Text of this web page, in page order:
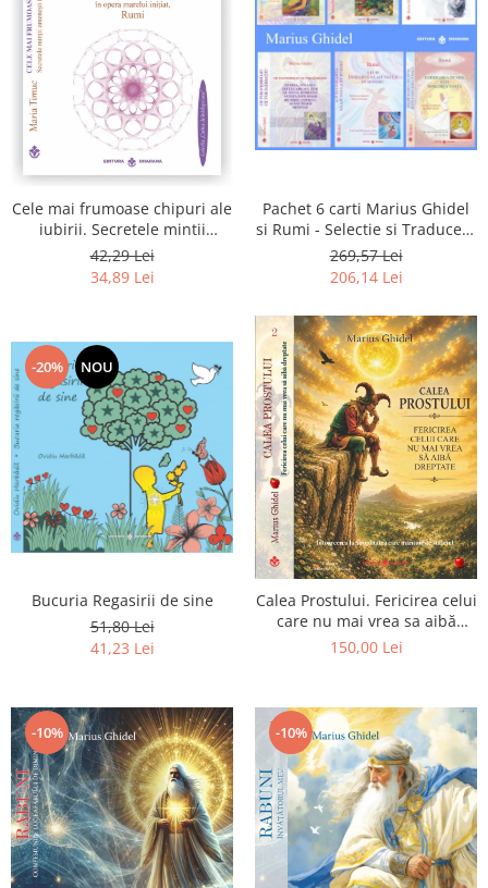
Cele mai frumoase chipuri ale
iubirii. Secretele mintii
omenesti in opera marelui
initiat, Rumi
42,29 Lei
34,89 Lei
Pachet 6 carti Marius Ghidel
si Rumi - Selectie si Traducere
de Marius Ghidel
269,57 Lei
206,14 Lei
-20% NOU
Bucuria Regasirii de sine
51,80 Lei
41,23 Lei
Calea Prostului. Fericirea celui
care nu mai vrea sa aibă
dreptate - Intoarcerea la
150,00 Lei
-10% -10%